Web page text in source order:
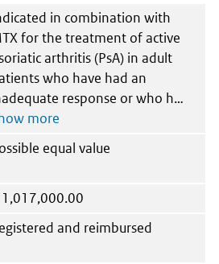
in combination with
for the treatment of active
arthritis (PsA) in adult
who have had an
response or who h
equal value
1,017,000.00
and reimbursed